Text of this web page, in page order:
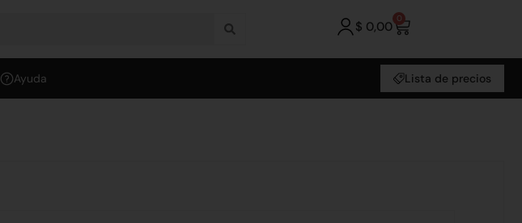
$ 0,00 0
Ayuda Lista de precios